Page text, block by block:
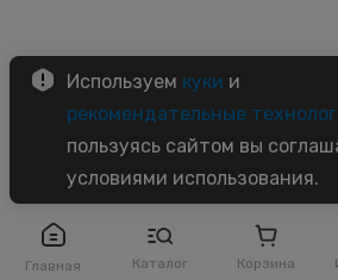
Главная Каталог Корзина
Используем куки и
рекомендательные
пользуясь сайтом вы
условиями использования.